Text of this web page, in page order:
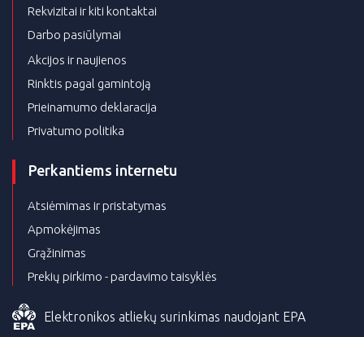
Rekvizitai ir kiti kontaktai
Darbo pasiūlymai
Akcijos ir naujienos
Rinktis pagal gamintoją
Prieinamumo deklaracija
Privatumo politika
Perkantiems internetu
Atsiėmimas ir pristatymas
Apmokėjimas
Grąžinimas
Prekių pirkimo - pardavimo taisyklės
Elektronikos atliekų surinkimas naudojant EPA